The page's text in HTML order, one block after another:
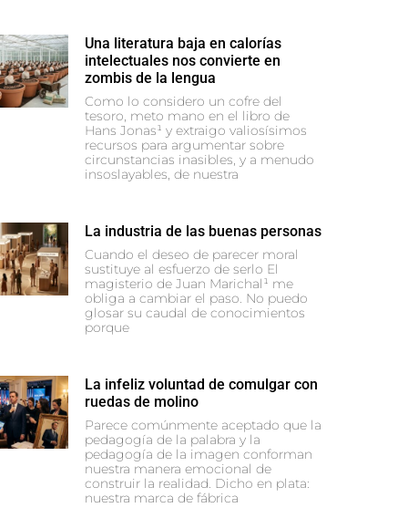
Una literatura baja en calorías
intelectuales nos convierte en
zombis de la lengua
Como lo considero un cofre del
tesoro, meto mano en el libro de
Hans Jonas¹ y extraigo valiosísimos
recursos para argumentar sobre
circunstancias inasibles, y a menudo
insoslayables, de nuestra
La industria de las buenas personas
Cuando el deseo de parecer moral
sustituye al esfuerzo de serlo El
magisterio de Juan Marichal¹ me
obliga a cambiar el paso. No puedo
glosar su caudal de conocimientos
porque
La infeliz voluntad de comulgar con
ruedas de molino
Parece comúnmente aceptado que la
pedagogía de la palabra y la
pedagogía de la imagen conforman
nuestra manera emocional de
construir la realidad. Dicho en plata:
nuestra marca de fábrica